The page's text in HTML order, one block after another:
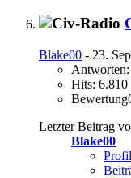
Blake00 - 23.
Antworten:
Hits: 6.810
Letzter Beitrag
Blake00
Profil